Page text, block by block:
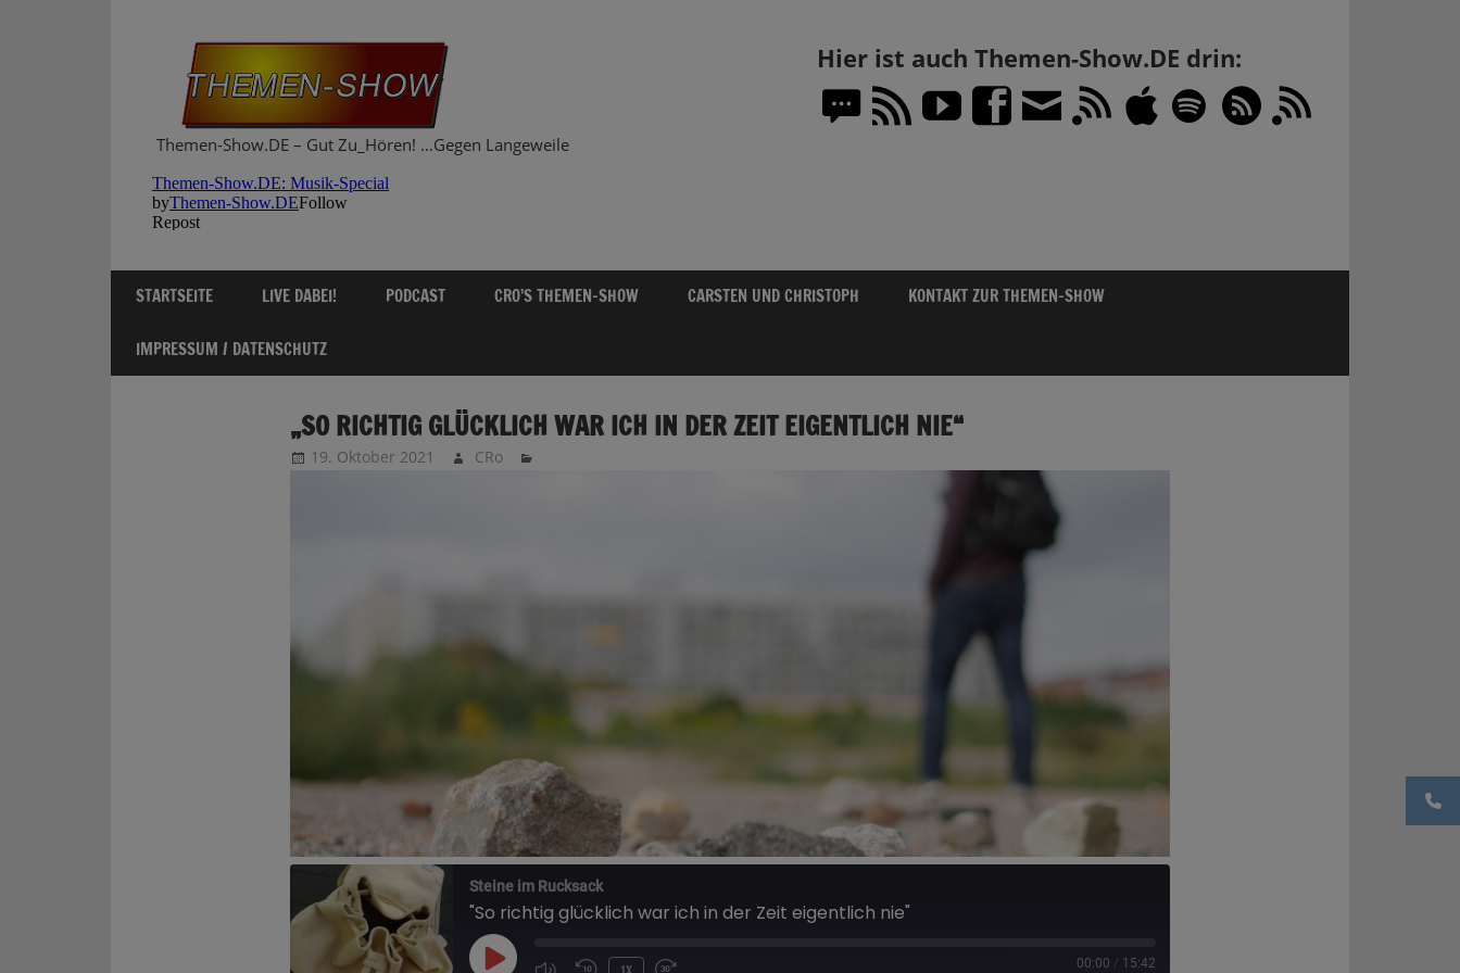
Themen-Show.DE – Gut Zu_Hören! …Gegen Langeweile
Hier ist auch Themen-Show.DE drin:
STARTSEITE LIVE DABEI! PODCAST CRO’S THEMEN-SHOW CARSTEN UND CHRISTOPH KONTAKT ZUR THEMEN-SHOW
IMPRESSUM / DATENSCHUTZ
„SO RICHTIG GLÜCKLICH WAR ICH IN DER ZEIT EIGENTLICH NIE“
19. Oktober 2021 CRo
Steine im Rucksack
"So richtig glücklich war ich in der Zeit eigentlich nie"
00:00 / 15:42